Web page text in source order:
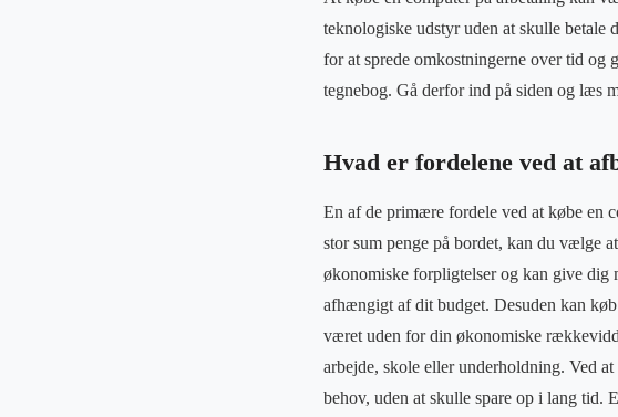
teknologiske udstyr uden at skulle betale
for at sprede omkostningerne over tid og
tegnebog. Gå derfor ind på siden og læs
Hvad er fordelene ved at
En af de primære fordele ved at købe en
stor sum penge på bordet, kan du vælge
økonomiske forpligtelser og kan give dig
afhængigt af dit budget. Desuden kan
været uden for din økonomiske
arbejde, skole eller underholdning. Ved
behov, uden at skulle spare op i lang tid.